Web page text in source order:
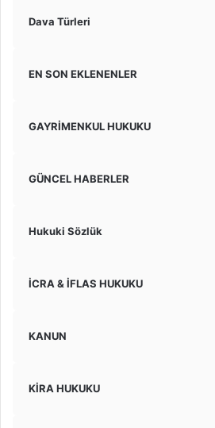
Dava Türleri
EN SON EKLENENLER
GAYRİMENKUL HUKUKU
GÜNCEL HABERLER
Hukuki Sözlük
İCRA & İFLAS HUKUKU
KANUN
KİRA HUKUKU